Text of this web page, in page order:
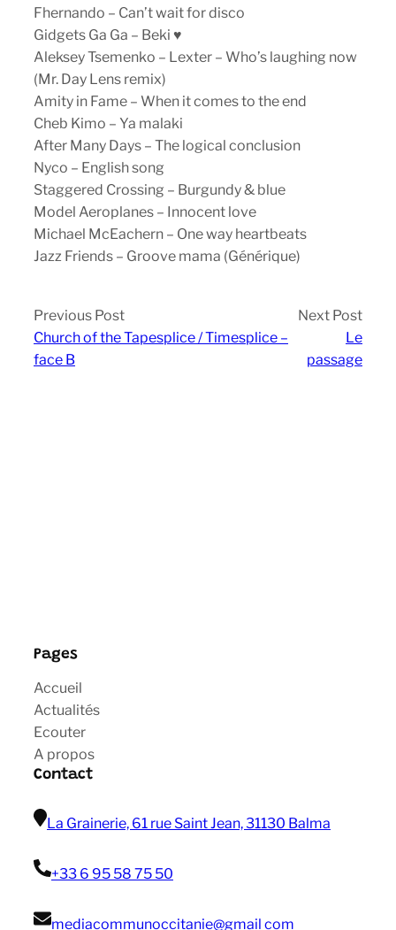
Fhernando – Can’t wait for disco
Gidgets Ga Ga – Beki ♥
Aleksey Tsemenko – Lexter – Who’s laughing now
(Mr. Day Lens remix)
Amity in Fame – When it comes to the end
Cheb Kimo – Ya malaki
After Many Days – The logical conclusion
Nyco – English song
Staggered Crossing – Burgundy & blue
Model Aeroplanes – Innocent love
Michael McEachern – One way heartbeats
Jazz Friends – Groove mama (Générique)
Previous Post
Church of the Tapesplice / Timesplice –
face B
Next Post
Le
passage
Pages
Accueil
Actualités
Ecouter
A propos
Contact
La Grainerie, 61 rue Saint Jean, 31130 Balma
+33 6 95 58 75 50
mediacommunoccitanie@gmail com